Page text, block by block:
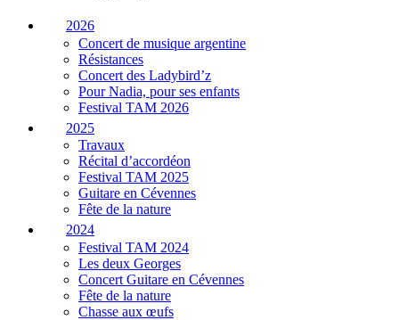
2026
Concert de musique argentine
Résistances
Concert des Ladybird’z
Pour Nadia, pour ses enfants
Festival TAM 2026
2025
Travaux
Récital d’accordéon
Festival TAM 2025
Guitare en Cévennes
Fête de la nature
2024
Festival TAM 2024
Les deux Georges
Concert Guitare en Cévennes
Fête de la nature
Chasse aux œufs